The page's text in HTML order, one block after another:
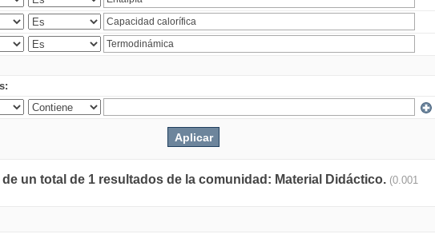
de un total de 1 resultados de la comunidad: Material Didáctico. (0.001